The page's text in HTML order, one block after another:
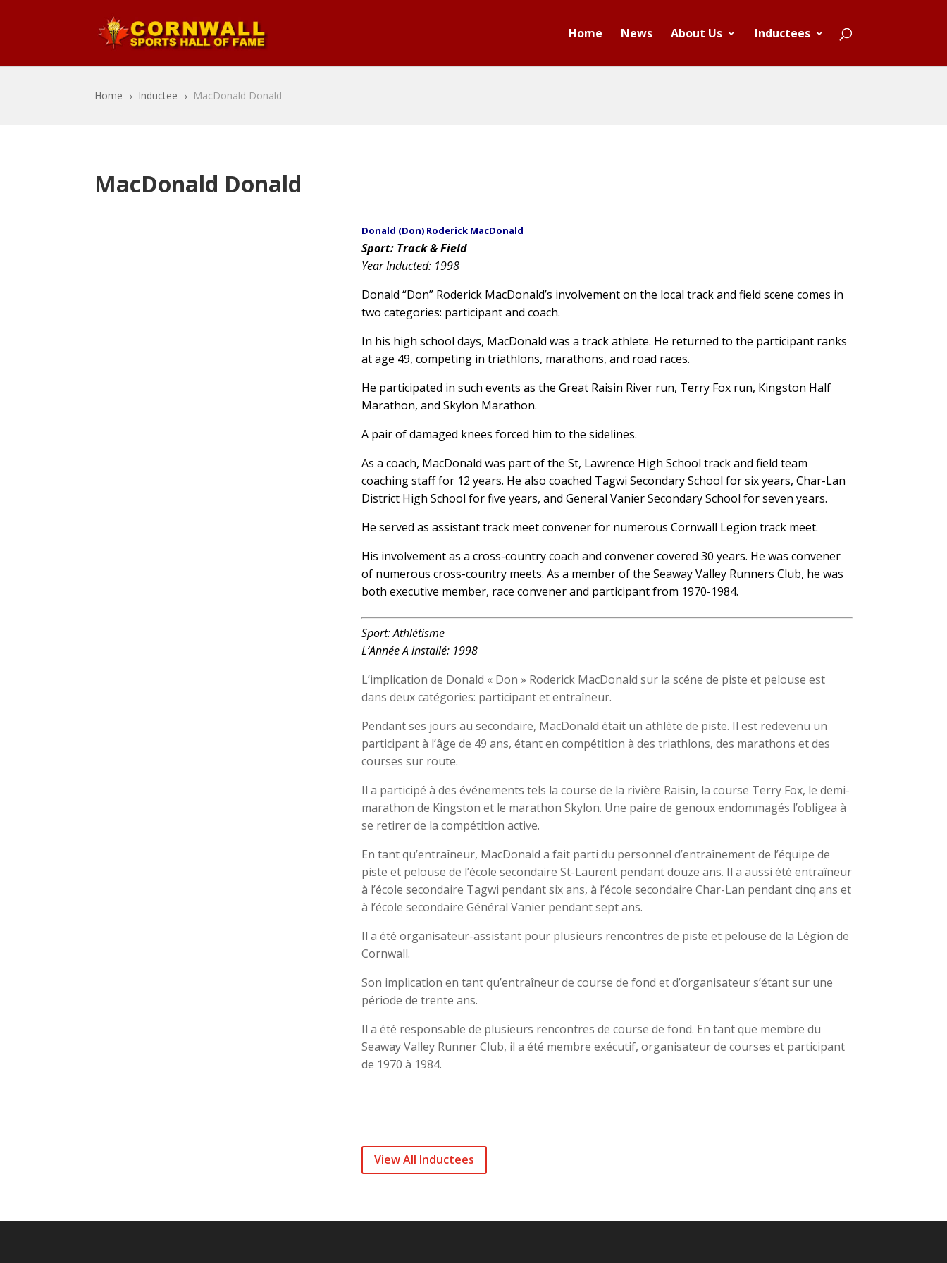
Home News About Us Inductees
Home 5 Inductee 5 MacDonald Donald
MacDonald Donald
Donald (Don) Roderick MacDonald
Sport: Track & Field
Year Inducted: 1998
Donald “Don” Roderick MacDonald’s involvement on the local track and field scene comes in
two categories: participant and coach.
In his high school days, MacDonald was a track athlete. He returned to the participant ranks
at age 49, competing in triathlons, marathons, and road races.
He participated in such events as the Great Raisin River run, Terry Fox run, Kingston Half
Marathon, and Skylon Marathon.
A pair of damaged knees forced him to the sidelines.
As a coach, MacDonald was part of the St, Lawrence High School track and field team
coaching staff for 12 years. He also coached Tagwi Secondary School for six years, Char-Lan
District High School for five years, and General Vanier Secondary School for seven years.
He served as assistant track meet convener for numerous Cornwall Legion track meet.
His involvement as a cross-country coach and convener covered 30 years. He was convener
of numerous cross-country meets. As a member of the Seaway Valley Runners Club, he was
both executive member, race convener and participant from 1970-1984.
Sport: Athlétisme
L’Année A installé: 1998
L’implication de Donald « Don » Roderick MacDonald sur la scéne de piste et pelouse est
dans deux catégories: participant et entraîneur.
Pendant ses jours au secondaire, MacDonald était un athlète de piste. Il est redevenu un
participant à l’âge de 49 ans, étant en compétition à des triathlons, des marathons et des
courses sur route.
Il a participé à des événements tels la course de la rivière Raisin, la course Terry Fox, le demi-
marathon de Kingston et le marathon Skylon. Une paire de genoux endommagés l’obligea à
se retirer de la compétition active.
En tant qu’entraîneur, MacDonald a fait parti du personnel d’entraînement de l’équipe de
piste et pelouse de l’école secondaire St-Laurent pendant douze ans. Il a aussi été entraîneur
à l’école secondaire Tagwi pendant six ans, à l’école secondaire Char-Lan pendant cinq ans et
à l’école secondaire Général Vanier pendant sept ans.
Il a été organisateur-assistant pour plusieurs rencontres de piste et pelouse de la Légion de
Cornwall.
Son implication en tant qu’entraîneur de course de fond et d’organisateur s’étant sur une
période de trente ans.
Il a été responsable de plusieurs rencontres de course de fond. En tant que membre du
Seaway Valley Runner Club, il a été membre exécutif, organisateur de courses et participant
de 1970 à 1984.
View All Inductees